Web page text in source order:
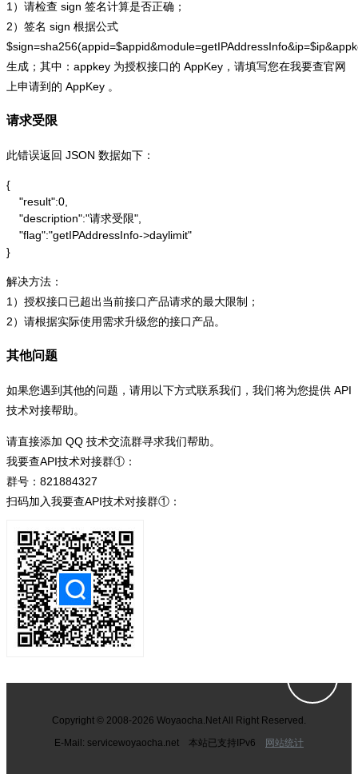
1）请检查 sign 签名计算是否正确；
2）签名 sign 根据公式
生成；其中：appkey 为授权接口的 AppKey，请填写您在我要查官网
上申请到的 AppKey 。
请求受限
此错误返回 JSON 数据如下：
{
    "result":0,
    "description":"请求受限",
    "flag":"getIPAddressInfo->daylimit"
}
解决方法：
1）授权接口已超出当前接口产品请求的最大限制；
2）请根据实际使用需求升级您的接口产品。
其他问题
如果您遇到其他的问题，请用以下方式联系我们，我们将为您提供 API
技术对接帮助。
请直接添加 QQ 技术交流群寻求我们帮助。
我要查API技术对接群①：
群号：821884327
扫码加入我要查API技术对接群①：
Copyright © 2008-2026 Woyaocha.Net All Right Reserved.
E-Mail: servicewoyaocha.net 本站已支持IPv6 网站统计